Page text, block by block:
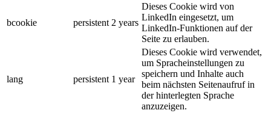
bcookie persistent 2 years
Dieses Cookie wird von
LinkedIn eingesetzt, um
LinkedIn-Funktionen auf der
Seite zu erlauben.
lang persistent 1 year
Dieses Cookie wird verwendet,
um Spracheinstellungen zu
speichern und Inhalte auch
beim nächsten Seitenaufruf in
der hinterlegten Sprache
anzuzeigen.